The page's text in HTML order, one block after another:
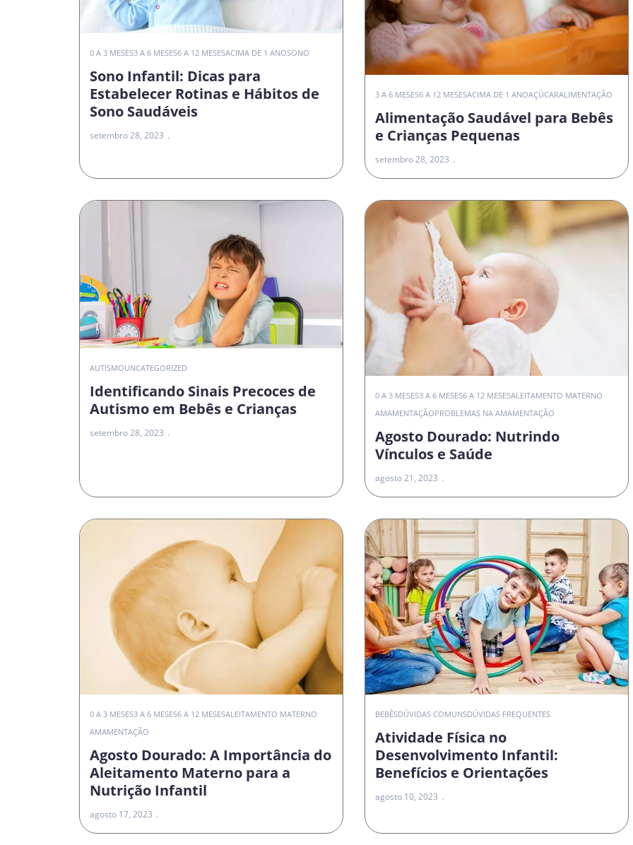
0 A 3 MESES3 A 6 MESES6 A 12 MESESACIMA DE 1 ANOSONO
Sono Infantil: Dicas para
Estabelecer Rotinas e Hábitos de
Sono Saudáveis
setembro 28, 2023
3 A 6 MESES6 A 12 MESESACIMA DE 1 ANOAÇÚCARALIMENTAÇÃO
Alimentação Saudável para Bebês
e Crianças Pequenas
setembro 28, 2023
AUTISMOUNCATEGORIZED
Identificando Sinais Precoces de
Autismo em Bebês e Crianças
setembro 28, 2023
0 A 3 MESES3 A 6 MESES6 A 12 MESESALEITAMENTO MATERNO
AMAMENTAÇÃOPROBLEMAS NA AMAMENTAÇÃO
Agosto Dourado: Nutrindo
Vínculos e Saúde
agosto 21, 2023
0 A 3 MESES3 A 6 MESES6 A 12 MESESALEITAMENTO MATERNO
AMAMENTAÇÃO
Agosto Dourado: A Importância do
Aleitamento Materno para a
Nutrição Infantil
agosto 17, 2023
BEBÊSDÚVIDAS COMUNSDÚVIDAS FREQUENTES
Atividade Física no
Desenvolvimento Infantil:
Benefícios e Orientações
agosto 10, 2023